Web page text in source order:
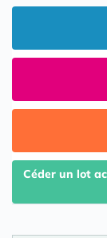
Céder un lot